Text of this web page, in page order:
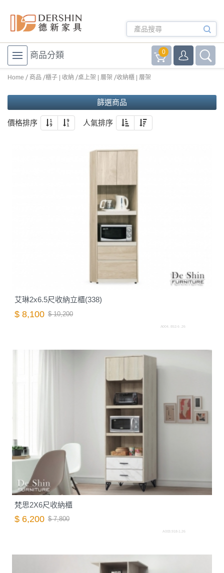
商品分類 0
Home 商品 櫃子 | 收納 桌上架 | 層架 收納櫃 | 層架
篩選商品
價格排序 人氣排序
艾琳2x6.5尺收納立櫃(338)
$ 8,100 $ 10,200
A004. 852-6 .26
梵思2X6尺收納櫃
$ 6,200 $ 7,800
A003.918-1.26